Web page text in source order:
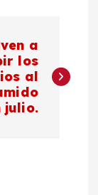
a
los
al
julio.